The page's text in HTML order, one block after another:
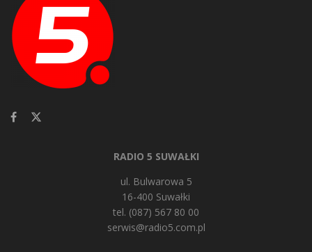
RADIO 5 SUWAŁKI
ul. Bulwarowa 5
16-400 Suwałki
tel. (087) 567 80 00
serwis@radio5.com.pl